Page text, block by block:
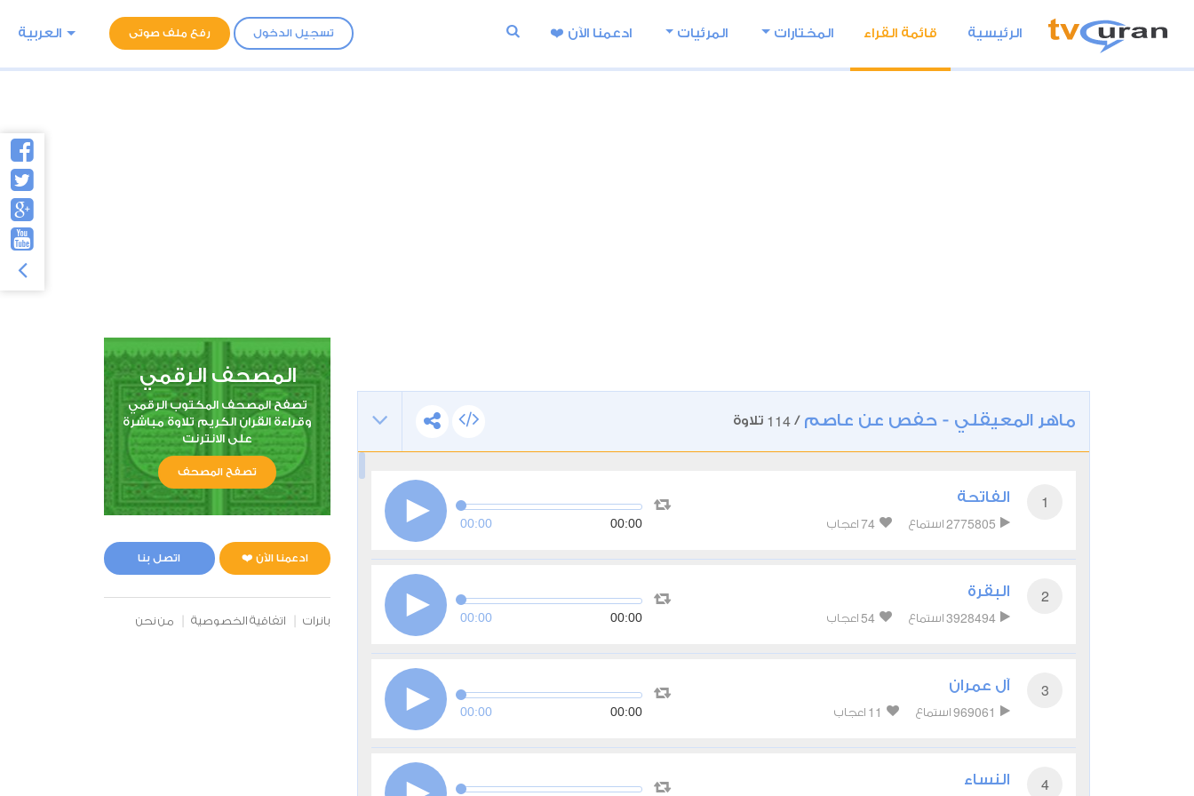
تسجيل الدخول رفع ملف صوتى العربية الرئيسية قائمة القراء المختارات المرئيات ادعمنا اﻵن ❤️
ماهر المعيقلي - حفص عن عاصم /
114 تلاوة
1 الفاتحة
2775805 استماع 74 اعجاب 00:00 00:00
2 البقرة
3928494 استماع 54 اعجاب 00:00 00:00
3 آل عمران
969061 استماع 11 اعجاب 00:00 00:00
4 النساء
المصحف الرقمي
تصفح المصحف المكتوب الرقمي
وقراءة القران الكريم تلاوة مباشرة
على الانترنت
تصفح المصحف
ادعمنا الآن ❤️ اتصل بنا
بانرات اتفاقية الخصوصية من نحن